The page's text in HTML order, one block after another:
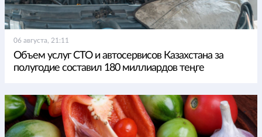
06 августа, 21:11
Объем услуг СТО и автосервисов Казахстана за
полугодие составил 180 миллиардов теңге